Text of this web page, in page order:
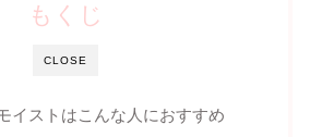
CLOSE
もくじ
イストはこんな人におすすめ